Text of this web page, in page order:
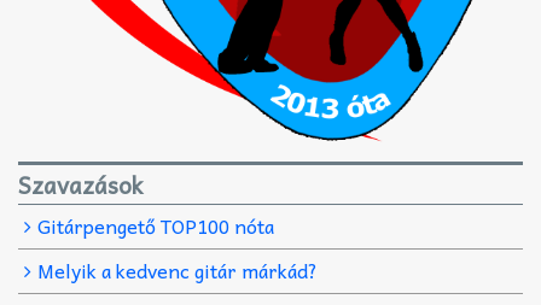
Szavazások
Gitárpengető TOP100 nóta
Melyik a kedvenc gitár márkád?